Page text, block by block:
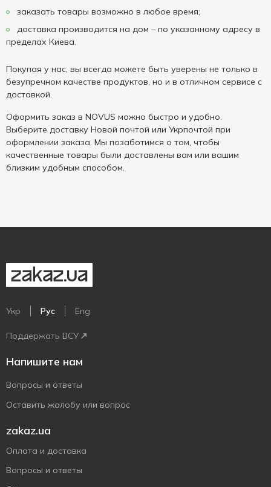
заказать товары возможно в любое время;
доставка производится на дом – по указанному адресу в
пределах Киева.
Покупая у нас, вы всегда можете быть уверены не только в
безупречном качестве продуктов, но и в отличном сервисе с
доставкой.
Оформить заказ в NOVUS можно быстро и удобно.
Выберите доставку Новой почтой или Укрпочтой при
оформлении заказа. Мы позаботимся о том, чтобы
качественные товары были доставлены вам или вашим
близким удобным способом.
Укр Рус Eng
Поддержать ВСУ
Напишите нам
Вопросы и ответы
Оставить жалобу или вопрос
zakaz.ua
Оплата и доставка
Вопросы и ответы